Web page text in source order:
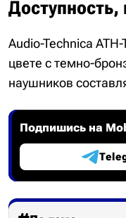
Доступность,
Audio-Technica
цвете с темно-
наушников
Подпишись на